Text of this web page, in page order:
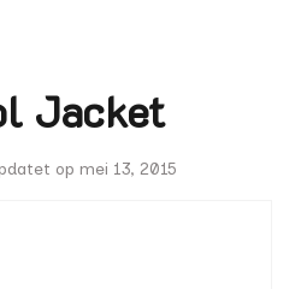
Jacket
op mei 13, 2015